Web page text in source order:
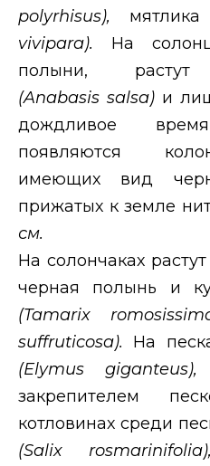
polyrhisus), мятлика
vivipara). На
полыни, растут
(Anabasis salsa) и
дождливое
появляются
имеющих вид
прижатых к земле
см.
На солончаках
черная полынь и
(Tamarix
suffruticosa). На
(Elymus giganteus),
закрепителем
котловинах среди
(Salix rosmarinifolia